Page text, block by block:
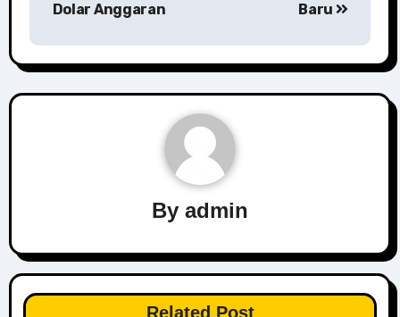
Dolar Anggaran
Baru
By admin
Related Post